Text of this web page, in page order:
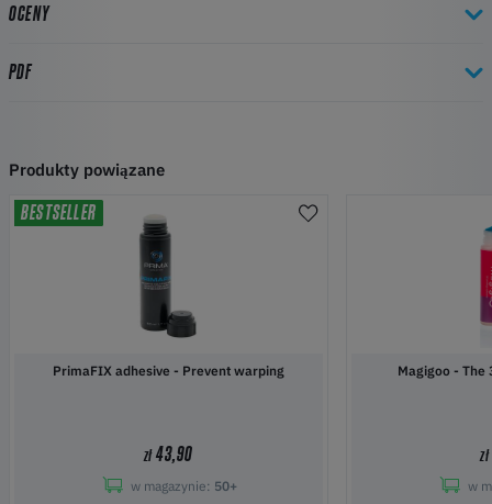
OCENY
PDF
Produkty powiązane
BESTSELLER
PrimaFIX adhesive - Prevent warping
zł43,90
w magazynie: 50+
zł
w